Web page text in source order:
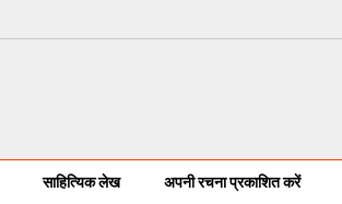
साहित्यिक लेख अपनी रचना प्रकाशित करें